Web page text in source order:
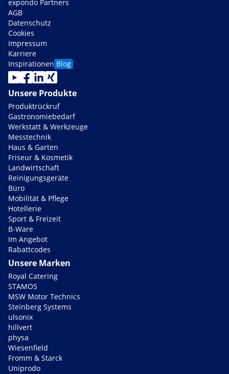
expondo Partners
AGB
Datenschutz
Cookies
Impressum
Karriere
Inspirationen Blog
Unsere Produkte
Produktrückruf
Gastronomiebedarf
Werkstatt & Werkzeuge
Messtechnik
Haus & Garten
Friseur & Kosmetik
Landwirtschaft
Reinigungsgeräte
Büro
Mobilität & Pflege
Hotellerie
Sport & Freizeit
B-Ware
Im Angebot
Rabattcodes
Unsere Marken
Royal Catering
STAMOS
MSW Motor Technics
Steinberg Systems
ulsonix
hillvert
physa
Wiesenfield
Fromm & Starck
Uniprodo